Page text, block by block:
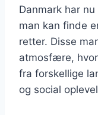
Danmark har
man kan finde
retter. Disse
atmosfære,
fra forskellige
og social